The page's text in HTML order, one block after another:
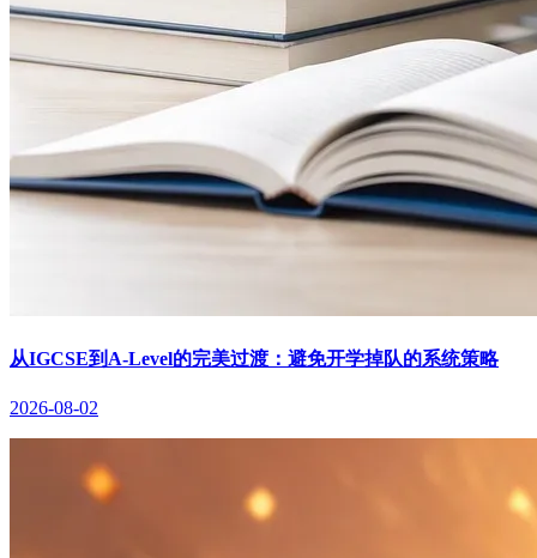
从IGCSE到A-Level的完美过渡：避免开学掉队的系统策略
2026-08-02